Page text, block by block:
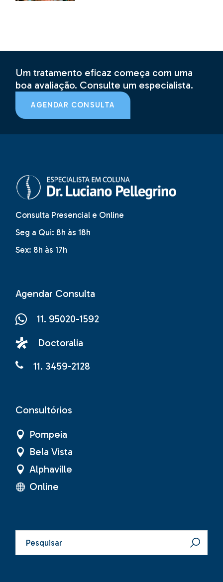
Um tratamento eficaz começa com uma
boa avaliação. Consulte um especialista.
AGENDAR CONSULTA
Consulta Presencial e Online
Seg a Qui: 8h às 18h
Sex: 8h às 17h
Agendar Consulta
11. 95020-1592
Doctoralia
11. 3459-2128
Consultórios
Pompeia
Bela Vista
Alphaville
Online
por: